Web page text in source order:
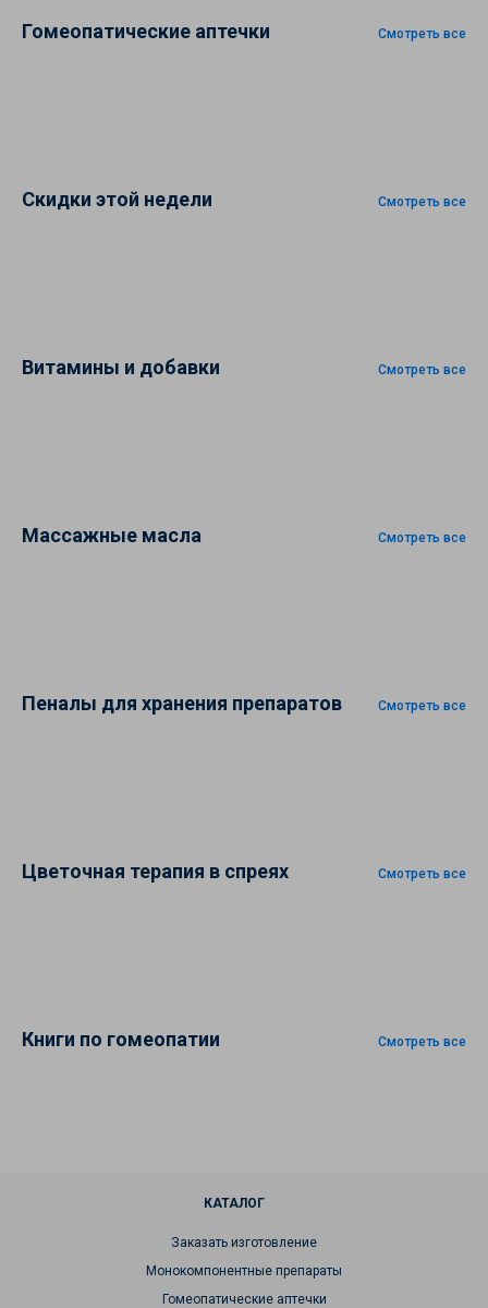
Гомеопатические аптечки Смотреть все
Скидки этой недели Смотреть все
Витамины и добавки Смотреть все
Массажные масла Смотреть все
Пеналы для хранения препаратов Смотреть все
Цветочная терапия в спреях Смотреть все
Книги по гомеопатии Смотреть все
КАТАЛОГ
Заказать изготовление
Монокомпонентные препараты
Гомеопатические аптечки